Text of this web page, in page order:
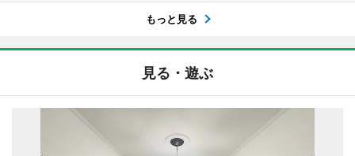
もっと見る
見る・遊ぶ